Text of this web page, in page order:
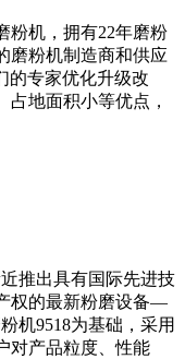
粉机，拥有22年磨粉
磨粉机制造商和供应
的专家优化升级改
地面积小等优点，
推出具有国际先进技
权的最新粉磨设备—
机9518为基础，采用
对产品粒度、性能